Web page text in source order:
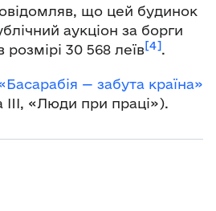
що цей будинок
аукціон за борги
30 568 леїв[4].
— забута країна»
III, «Люди при праці»).